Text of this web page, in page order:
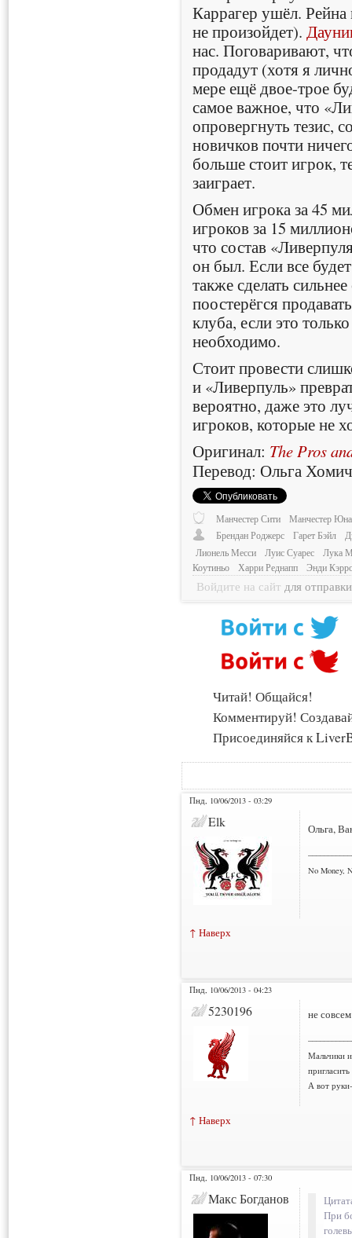
Каррагер ушёл.
не произойдет).
нас. Поговаривают,
продадут (хотя я
мере ещё двое-трое
самое важное, что
опровергнуть тезис,
новичков почти
больше стоит игрок,
заиграет.
Обмен игрока за 45
игроков за 15
что состав
он был. Если все
также сделать
поостерёгся
клуба, если это
необходимо.
Стоит провести
и «Ливерпуль»
вероятно, даже это
игроков, которые не
Оригинал: The Pros
Перевод: Ольга
Манчестер Сити
Манчестер
Брендан Роджерс
Гарет Бэйл
Лионель Месси
Луис Суарес
Лука
Коутиньо
Харри Реднапп Энди
Войдите на сайт для
Читай! Общайся!
Комментируй!
Присоединяйся к
Пнд, 10/06/2013 - 03:29
Elk Ольга,
No Money,
↑ Наверх
Пнд, 10/06/2013 - 04:23
5230196 не
Мальчики
А вот
↑ Наверх
Пнд, 10/06/2013 - 07:30
Макс Богданов
При